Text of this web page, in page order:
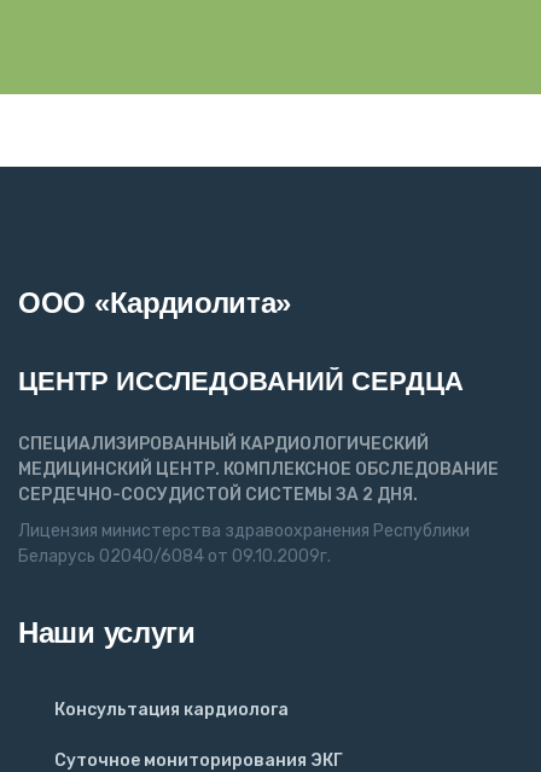
*
ООО «Кардиолита»
ЦЕНТР ИССЛЕДОВАНИЙ СЕРДЦА
СПЕЦИАЛИЗИРОВАННЫЙ КАРДИОЛОГИЧЕСКИЙ
МЕДИЦИНСКИЙ ЦЕНТР. КОМПЛЕКСНОЕ ОБСЛЕДОВАНИЕ
СЕРДЕЧНО-СОСУДИСТОЙ СИСТЕМЫ ЗА 2 ДНЯ.
Лицензия министерства здравоохранения Республики
Беларусь 02040/6084 от 09.10.2009г.
Наши услуги
Консультация кардиолога
Cуточное мониторирования ЭКГ